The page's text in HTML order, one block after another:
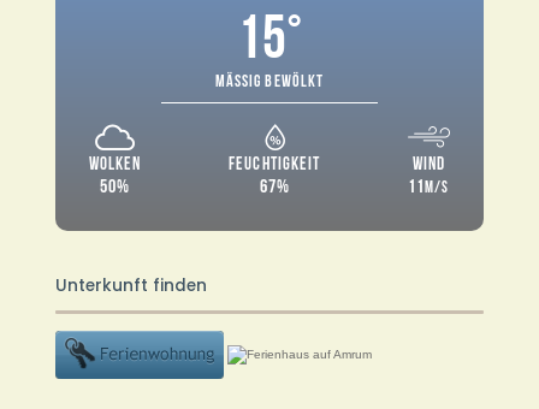
15°
MÄSSIG BEWÖLKT
WOLKEN
50%
FEUCHTIGKEIT
67%
WIND
11M/S
Unterkunft finden